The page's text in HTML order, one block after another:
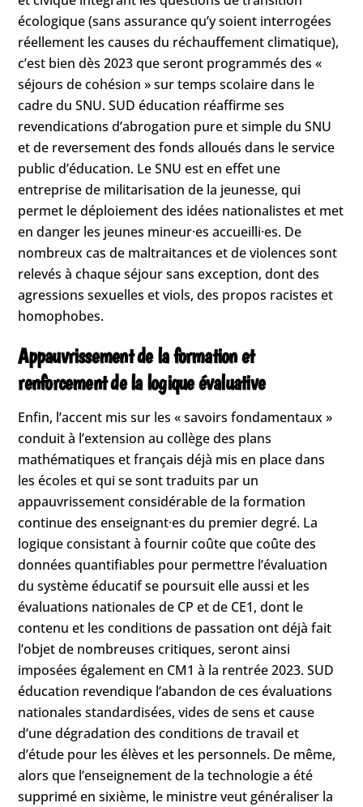
écologique (sans assurance qu’y soient interrogées
réellement les causes du réchauffement climatique),
c’est bien dès 2023 que seront programmés des «
séjours de cohésion » sur temps scolaire dans le
cadre du SNU. SUD éducation réaffirme ses
revendications d’abrogation pure et simple du SNU
et de reversement des fonds alloués dans le service
public d’éducation. Le SNU est en effet une
entreprise de militarisation de la jeunesse, qui
permet le déploiement des idées nationalistes et met
en danger les jeunes mineur·es accueilli·es. De
nombreux cas de maltraitances et de violences sont
relevés à chaque séjour sans exception, dont des
agressions sexuelles et viols, des propos racistes et
homophobes.
Appauvrissement de la formation et
renforcement de la logique évaluative
Enfin, l’accent mis sur les « savoirs fondamentaux »
conduit à l’extension au collège des plans
mathématiques et français déjà mis en place dans
les écoles et qui se sont traduits par un
appauvrissement considérable de la formation
continue des enseignant·es du premier degré. La
logique consistant à fournir coûte que coûte des
données quantifiables pour permettre l’évaluation
du système éducatif se poursuit elle aussi et les
évaluations nationales de CP et de CE1, dont le
contenu et les conditions de passation ont déjà fait
l’objet de nombreuses critiques, seront ainsi
imposées également en CM1 à la rentrée 2023. SUD
éducation revendique l’abandon de ces évaluations
nationales standardisées, vides de sens et cause
d’une dégradation des conditions de travail et
d’étude pour les élèves et les personnels. De même,
alors que l’enseignement de la technologie a été
supprimé en sixième, le ministre veut généraliser la